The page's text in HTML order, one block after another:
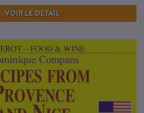
VOIR LE DÉTAIL